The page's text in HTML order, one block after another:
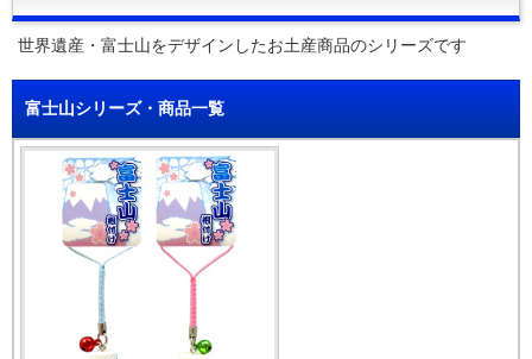
世界遺産・富士山をデザインしたお土産商品のシリーズです
富士山シリーズ・商品一覧